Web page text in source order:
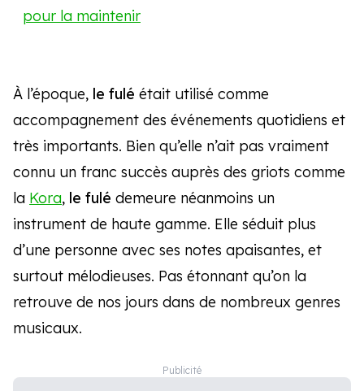
À l’époque, le fulé était utilisé comme
accompagnement des événements quotidiens et
très importants. Bien qu’elle n’ait pas vraiment
connu un franc succès auprès des griots comme
la Kora, le fulé demeure néanmoins un
instrument de haute gamme. Elle séduit plus
d’une personne avec ses notes apaisantes, et
surtout mélodieuses. Pas étonnant qu’on la
retrouve de nos jours dans de nombreux genres
musicaux.
pour la maintenir